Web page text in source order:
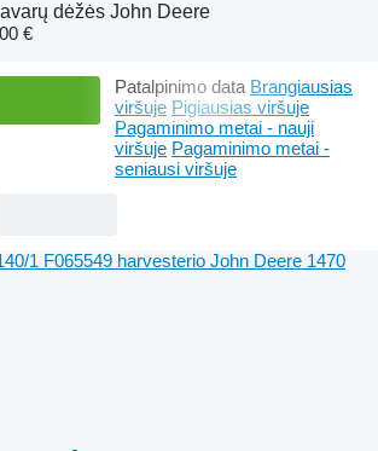
dėžės John Deere
€
Patalpinimo data Brangiausias
viršuje Pigiausias viršuje
Pagaminimo metai - nauji
viršuje Pagaminimo metai -
seniausi viršuje